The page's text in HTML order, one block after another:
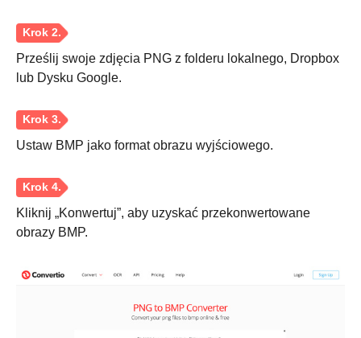
Prześlij swoje zdjęcia PNG z folderu lokalnego, Dropbox
lub Dysku Google.
Ustaw BMP jako format obrazu wyjściowego.
Kliknij „Konwertuj”, aby uzyskać przekonwertowane
obrazy BMP.